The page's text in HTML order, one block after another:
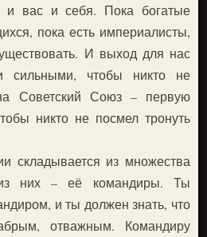
и вас и себя. Пока богатые
пока есть империалисты,
И выход для нас
сильными, чтобы никто не
Советский Союз – первую
никто не посмел тронуть
складывается из множества
них – её командиры. Ты
и ты должен знать, что
отважным. Командиру